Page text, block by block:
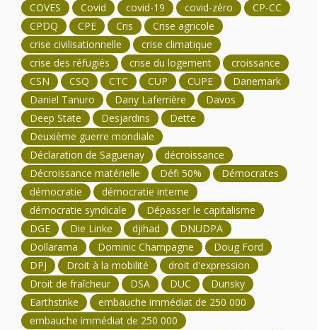
COVES
Covid covid-19 covid-zéro
CP-CC
CPDQ
CPE Cris
Crise agricole
crise civilisationnelle
crise climatique
crise des réfugiés
crise du logement
croissance
CSN
CSQ CTC CUP CUPE
Danemark
Daniel Tanuro
Dany Laferrière
Davos
Deep State
Desjardins
Dette
Deuxième guerre mondiale
Déclaration de Saguenay
décroissance
Décroissance matérielle
Défi 50%
Démocrates
démocratie
démocratie interne
démocratie syndicale
Dépasser le capitalisme
DGE
Die Linke djihad
DNUDPA
Dollarama
Dominic Champagne
Doug Ford
DPJ
Droit à la mobilité
droit d'expression
Droit de fraîcheur
DSA DUC
Dunsky
Earthstrike
embauche immédiat de 250 000
embauche immédiat de 250 000